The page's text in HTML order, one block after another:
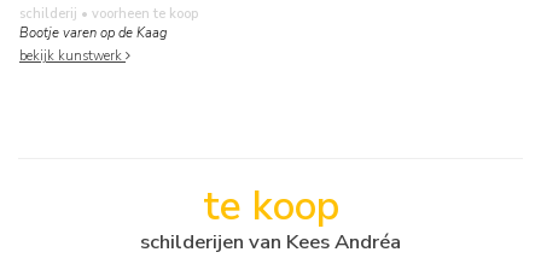
schilderij • voorheen te koop
Bootje varen op de Kaag
bekijk kunstwerk
te koop
schilderijen van Kees Andréa